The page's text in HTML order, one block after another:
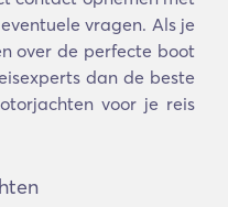
vragen. Als je
over de perfecte boot
dan de beste
voor je reis